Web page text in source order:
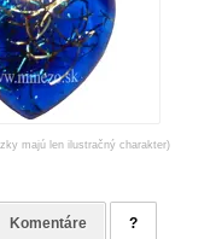
majú len ilustračný charakter)
Komentáre ?